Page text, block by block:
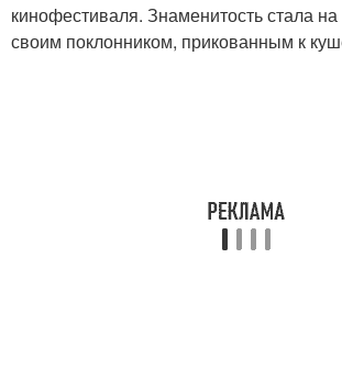
кинофестиваля. Знаменитость стала
своим поклонником, прикованным к